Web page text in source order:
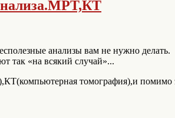
анализы вам не нужно делать.
так «на всякий случай»...
томография),и помимо